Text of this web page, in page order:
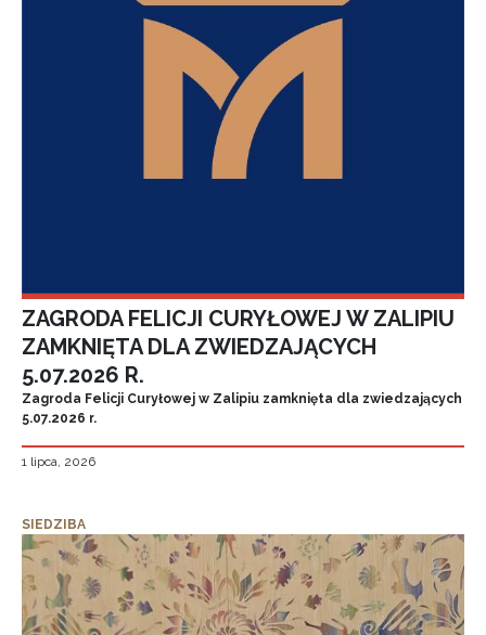
ZAGRODA FELICJI CURYŁOWEJ W ZALIPIU
ZAMKNIĘTA DLA ZWIEDZAJĄCYCH
5.07.2026 R.
Zagroda Felicji Curyłowej w Zalipiu zamknięta dla zwiedzających
5.07.2026 r.
1 lipca, 2026
SIEDZIBA